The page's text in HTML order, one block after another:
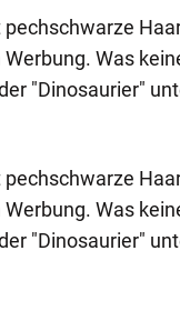
Was
"Dinosaurier"
Was
"Dinosaurier"